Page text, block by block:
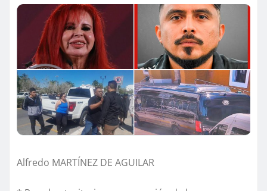
Alfredo MARTÍNEZ DE AGUILAR